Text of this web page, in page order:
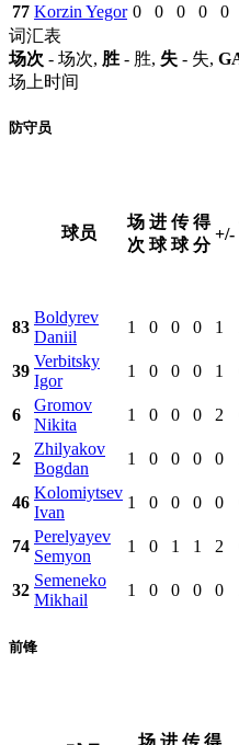
77 Korzin Yegor 0 0 0 0 0
词汇表
场次 - 场次, 胜 - 胜, 失 - 失,
场上时间
防守员
球员
场
次
进
球
传
球
得
分
+/-
83
Boldyrev
Daniil
1 0 0 0 1
39
Verbitsky
Igor
1 0 0 0 1
6
Gromov
Nikita
1 0 0 0 2
2
Zhilyakov
Bogdan
1 0 0 0 0
46
Kolomiytsev
Ivan
1 0 0 0 0
74
Perelyayev
Semyon
1 0 1 1 2
32
Semeneko
Mikhail
1 0 0 0 0
前锋